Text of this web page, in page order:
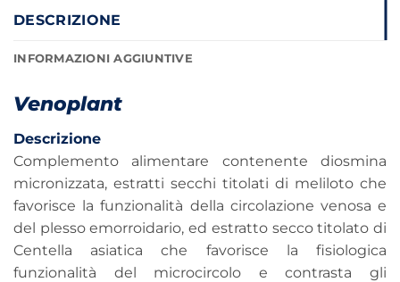
DESCRIZIONE
INFORMAZIONI AGGIUNTIVE
Venoplant
Descrizione
Complemento alimentare contenente diosmina
micronizzata, estratti secchi titolati di meliloto che
favorisce la funzionalità della circolazione venosa e
del plesso emorroidario, ed estratto secco titolato di
Centella asiatica che favorisce la fisiologica
funzionalità del microcircolo e contrasta gli